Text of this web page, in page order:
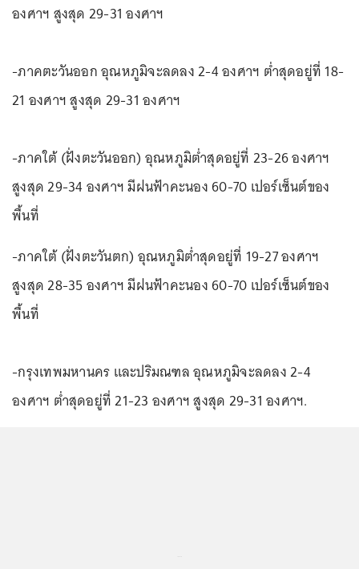
องศาฯ สูงสุด 29-31 องศาฯ
-ภาคตะวันออก อุณหภูมิจะลดลง 2-4 องศาฯ ต่ำสุดอยู่ที่ 18-
21 องศาฯ สูงสุด 29-31 องศาฯ
-ภาคใต้ (ฝั่งตะวันออก) อุณหภูมิต่ำสุดอยู่ที่ 23-26 องศาฯ
สูงสุด 29-34 องศาฯ มีฝนฟ้าคะนอง 60-70 เปอร์เซ็นต์ของ
พื้นที่
-ภาคใต้ (ฝั่งตะวันตก) อุณหภูมิต่ำสุดอยู่ที่ 19-27 องศาฯ
สูงสุด 28-35 องศาฯ มีฝนฟ้าคะนอง 60-70 เปอร์เซ็นต์ของ
พื้นที่
-กรุงเทพมหานคร และปริมณฑล อุณหภูมิจะลดลง 2-4
องศาฯ ต่ำสุดอยู่ที่ 21-23 องศาฯ สูงสุด 29-31 องศาฯ.